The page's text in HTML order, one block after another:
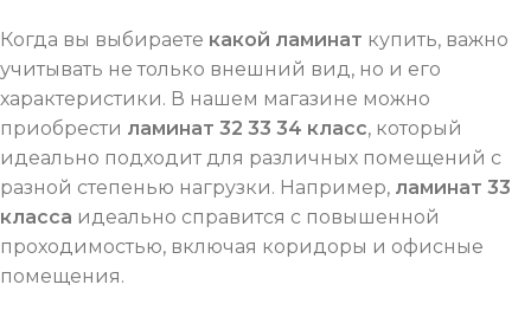
Когда вы выбираете какой ламинат купить, важно
учитывать не только внешний вид, но и его
характеристики. В нашем магазине можно
приобрести ламинат 32 33 34 класс, который
идеально подходит для различных помещений с
разной степенью нагрузки. Например, ламинат 33
класса идеально справится с повышенной
проходимостью, включая коридоры и офисные
помещения.